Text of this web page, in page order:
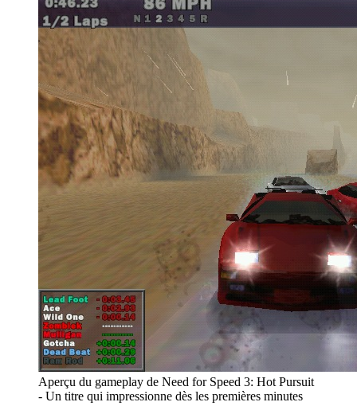
Aperçu du gameplay de Need for Speed 3: Hot Pursuit
- Un titre qui impressionne dès les premières minutes